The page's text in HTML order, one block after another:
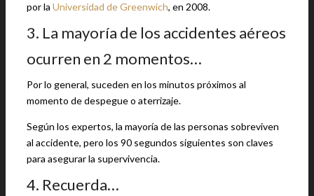
por la Universidad de Greenwich, en 2008.
3. La mayoría de los accidentes aéreos
ocurren en 2 momentos…
Por lo general, suceden en los minutos próximos al
momento de despegue o aterrizaje.
Según los expertos, la mayoría de las personas sobreviven
al accidente, pero los 90 segundos siguientes son claves
para asegurar la supervivencia.
4. Recuerda…